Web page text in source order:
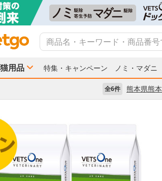
猫用品 特集・キャンペーン ノミ・マダニ
全6件 熊本県熊